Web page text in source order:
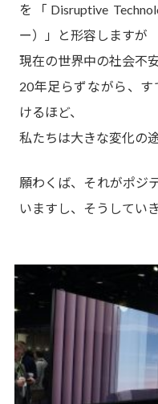
を「Disruptive
ー）」と形容しますが
現在の世界中の社会不
20年足らずながら、
けるほど、
私たちは大きな変化の
願わくば、それがポジ
いますし、そうしてい